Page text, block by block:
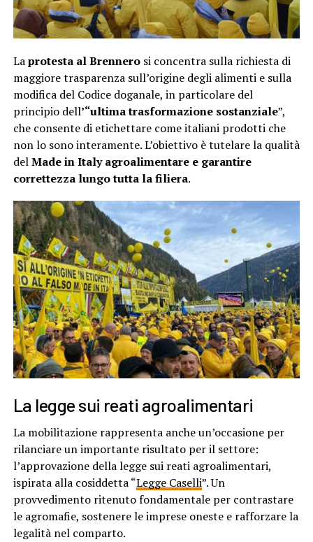
Laprotesta al Brennerosi concentra sulla richiesta di
maggiore trasparenza sull’origine degli alimenti e sulla
modifica del Codice doganale, in particolare del
principio dell’“ultima trasformazione sostanziale”,
che consente di etichettare come italiani prodotti che
non lo sono interamente. L’obiettivo è tutelare la qualità
delMade in Italy agroalimentare e garantire
correttezza lungo tutta la filiera.
La legge sui reati agroalimentari
La mobilitazione rappresenta anche un’occasione per
rilanciare un importante risultato per il settore:
l’approvazione della legge sui reati agroalimentari,
ispirata alla cosiddetta “Legge Caselli”. Un
provvedimento ritenuto fondamentale per contrastare
le agromafie, sostenere le imprese oneste e rafforzare la
legalità nel comparto.